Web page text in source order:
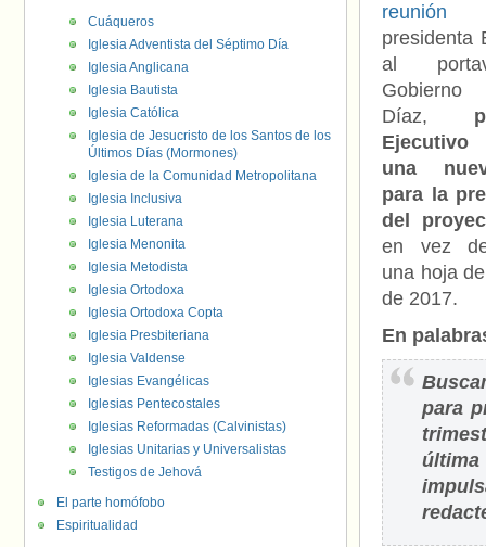
presidenta
al
Díaz,
una
para la
del
en vez
una hoja
de 2017.
En
para
Cuáqueros
Iglesia Adventista del Séptimo Día
Iglesia Anglicana
Iglesia Bautista
Iglesia Católica
Iglesia de Jesucristo de los Santos de los
Últimos Días (Mormones)
Iglesia de la Comunidad Metropolitana
Iglesia Inclusiva
Iglesia Luterana
Iglesia Menonita
Iglesia Metodista
Iglesia Ortodoxa
Iglesia Ortodoxa Copta
Iglesia Presbiteriana
Iglesia Valdense
Iglesias Evangélicas
Iglesias Pentecostales
Iglesias Reformadas (Calvinistas)
Iglesias Unitarias y Universalistas
Testigos de Jehová
El parte homófobo
Espiritualidad